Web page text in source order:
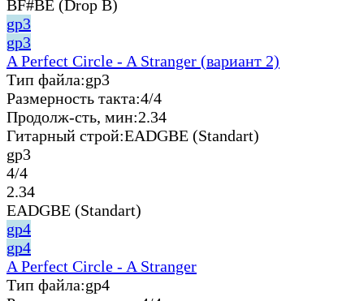
BF#BE (Drop B)
gp3
gp3
A Perfect Circle - A Stranger (вариант 2)
Тип файла:gp3
Размерность такта:4/4
Продолж-сть, мин:2.34
Гитарный строй:EADGBE (Standart)
gp3
4/4
2.34
EADGBE (Standart)
gp4
gp4
A Perfect Circle - A Stranger
Тип файла:gp4